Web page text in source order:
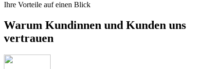
Ihre Vorteile auf einen Blick
Warum Kundinnen und Kunden uns
vertrauen